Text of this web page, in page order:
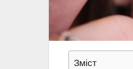
Зміст